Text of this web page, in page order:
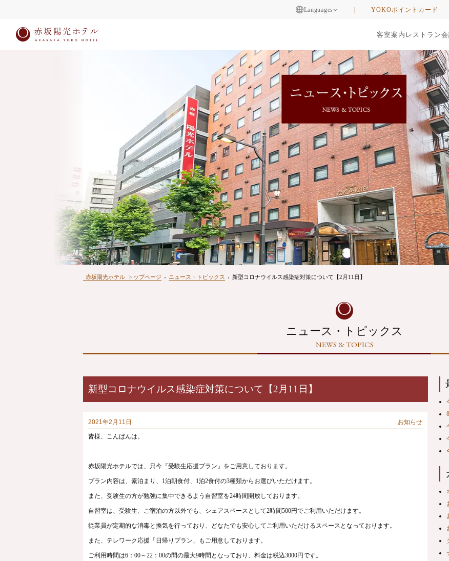
Languages YOKOポイントカード
客室案内 レストラン
赤坂陽光ホテル トップページ › ニュース・トピックス › 新型コロナウイルス感染症対策について【2月11日】
ニュース・トピックス
NEWS & TOPICS
新型コロナウイルス感染症対策について【2月11日】
2021年2月11日
お知らせ
皆様、こんばんは。
赤坂陽光ホテルでは、只今 『受験生応援プラン』をご用意しております。
プラン内容は、素泊まり、1泊朝食付、1泊2食付の3種類からお選びいただけます。
また、受験生の方が勉強に集中できるよう自習室を24時間開放しております。
自習室は、受験生、ご宿泊の方以外でも、シェアスペースとして2時間500円でご利用いただけます。
従業員が定期的な消毒と換気を行っており、どなたでも安心してご利用いただけるスペースとなっております。
また、テレワーク応援「日帰りプラン」もご用意しております。
ご利用時間は6：00～22：00の間の最大9時間となっており、料金は税込3000円です。